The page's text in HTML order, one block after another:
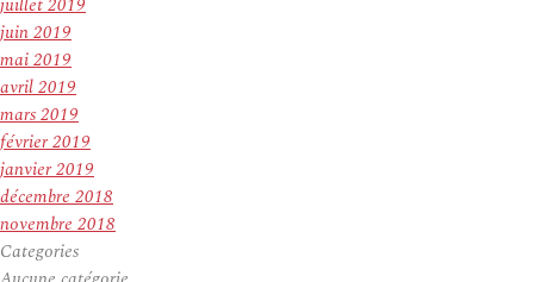
juin 2019
mai 2019
avril 2019
mars 2019
février 2019
janvier 2019
décembre 2018
novembre 2018
Categories